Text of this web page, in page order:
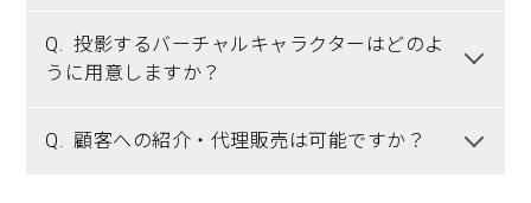
Q. 投影するバーチャルキャラクターはどのよ
うに用意しますか？
Q. 顧客への紹介・代理販売は可能ですか？